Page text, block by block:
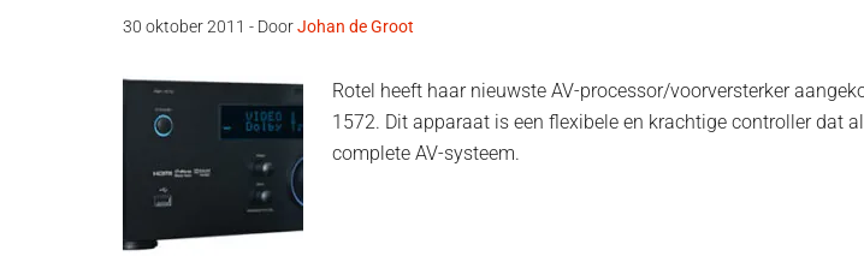
30 oktober 2011 - DoorJohan de Groot
Rotel heeft haar nieuwste AV-processor/voorversterker
1572. Dit apparaat is een flexibele en krachtige controller dat
complete AV-systeem.